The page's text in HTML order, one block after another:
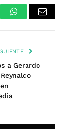
WhatsAppEmail
a Gerardo